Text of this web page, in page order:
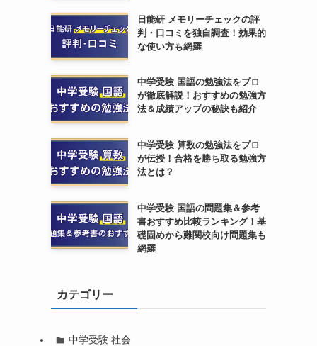
日能研 メモリーチェックの評
判・口コミを独自調査！効果的
な使い方も網羅
中学受験 国語の勉強法をプロ
が徹底解説！おすすめの勉強方
法＆成績アップの秘訣も紹介
中学受験 算数の勉強法をプロ
が伝授！合格を勝ち取る勉強方
法とは？
中学受験 国語の問題集＆参考
書おすすめ比較ランキング！基
礎固めから難関校向け問題集も
網羅
カテゴリー
中学受験 社会